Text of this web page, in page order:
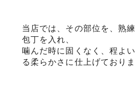
当店では、その部位を、熟
包丁を入れ、
噛んだ時に固くなく、程よ
る柔らかさに仕上げており